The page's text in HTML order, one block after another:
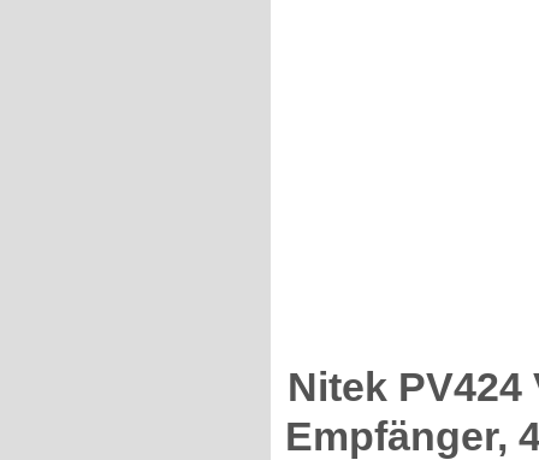
Nitek
Empfänger,